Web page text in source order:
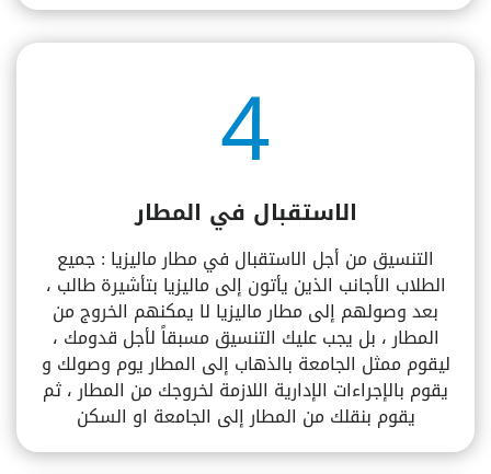
4
الاستقبال في المطار
التنسيق من أجل الاستقبال في مطار ماليزيا : جميع
الطلاب الأجانب الذين يأتون إلى ماليزيا بتأشيرة طالب ،
بعد وصولهم إلى مطار ماليزيا لا يمكنهم الخروج من
المطار ، بل يجب عليك التنسيق مسبقاً لأجل قدومك ،
ليقوم ممثل الجامعة بالذهاب إلى المطار يوم وصولك و
يقوم بالإجراءات الإدارية اللازمة لخروجك من المطار ، ثم
يقوم بنقلك من المطار إلى الجامعة او السكن​